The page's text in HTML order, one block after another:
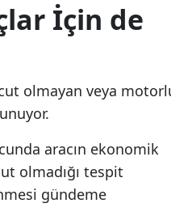
İçin de
olmayan veya
aracın ekonomik
olmadığı tespit
gündeme